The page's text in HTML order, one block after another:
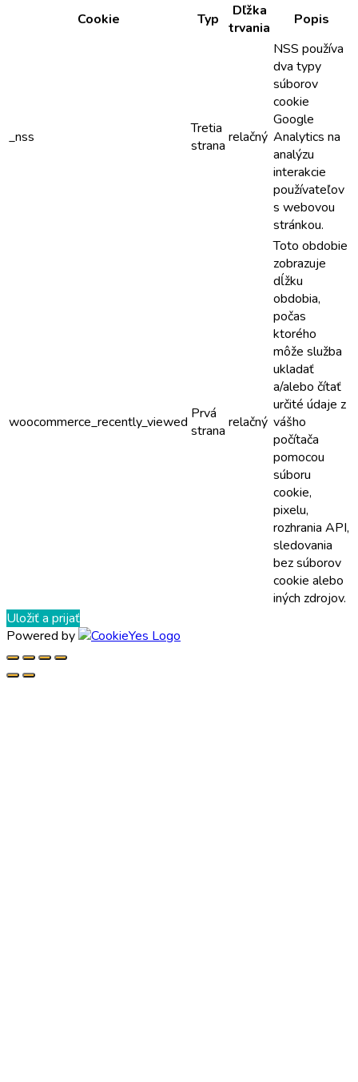
Cookie
Typ
Dľžka
trvania
Popis
_nss
Tretia
strana relačný
NSS používa
dva typy
súborov
cookie
Google
Analytics na
analýzu
interakcie
používateľov
s webovou
stránkou.
woocommerce_recently_viewed Prvá
strana relačný
Toto obdobie
zobrazuje
dĺžku
obdobia,
počas
ktorého
môže služba
ukladať
a/alebo čítať
určité údaje z
vášho
počítača
pomocou
súboru
cookie,
pixelu,
rozhrania API,
sledovania
bez súborov
cookie alebo
iných zdrojov.
Uložiť a prijať
Powered by